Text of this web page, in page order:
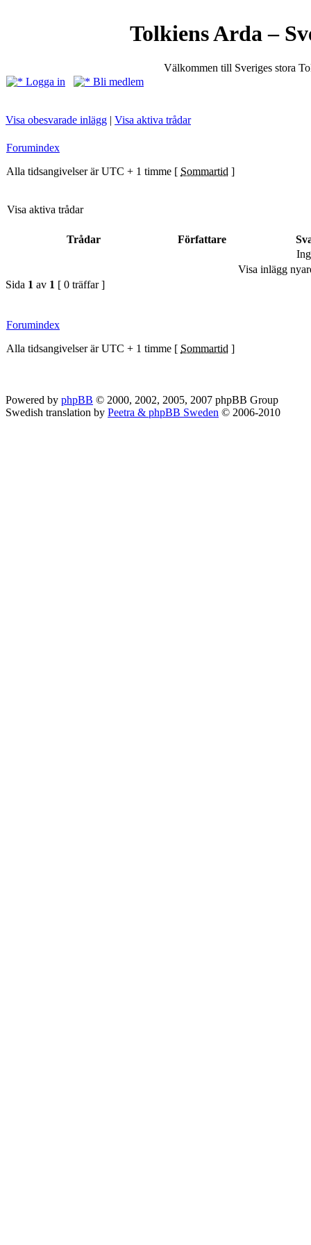
Tolkiens Arda –
Välkommen till Sveriges stora
Logga in
Bli medlem
Visa obesvarade inlägg | Visa aktiva trådar
Forumindex
Alla tidsangivelser är UTC + 1 timme [ Sommartid ]
Visa aktiva trådar
Trådar Författare
Visa inlägg
Sida 1 av 1 [ 0 träffar ]
Forumindex
Alla tidsangivelser är UTC + 1 timme [ Sommartid ]
Powered by phpBB © 2000, 2002, 2005, 2007 phpBB Group
Swedish translation by Peetra & phpBB Sweden © 2006-2010